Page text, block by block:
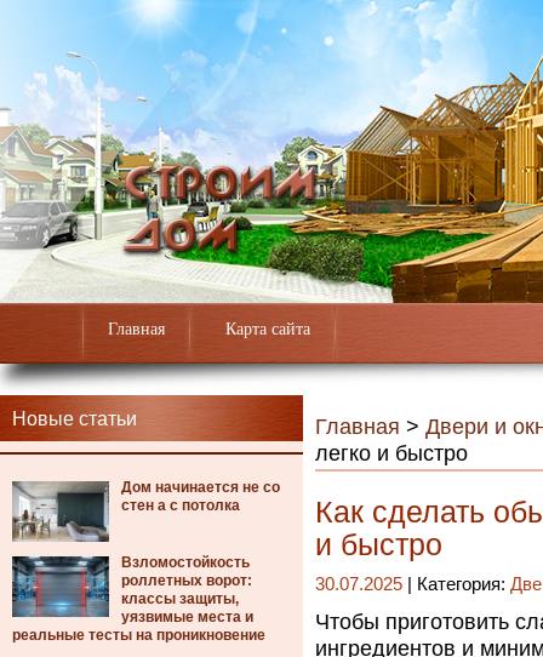
Главная Карта сайта
Новые статьи
Дом начинается не со
стен а с потолка
Взломостойкость
роллетных ворот:
классы защиты,
уязвимые места и
реальные тесты на проникновение
Главная > Двери и
легко и быстро
Как сделать
и быстро
30.07.2025 | Категория:
Чтобы приготовить
ингредиентов и